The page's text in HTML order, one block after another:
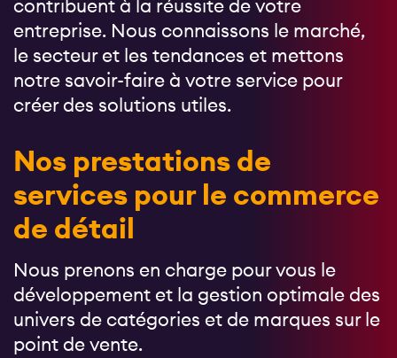
contribuent à la réussite de votre
entreprise. Nous connaissons le marché,
le secteur et les tendances et mettons
notre savoir-faire à votre service pour
créer des solutions utiles.
Nos prestations de
services pour le commerce
de détail
Nous prenons en charge pour vous le
développement et la gestion optimale des
univers de catégories et de marques sur le
point de vente.